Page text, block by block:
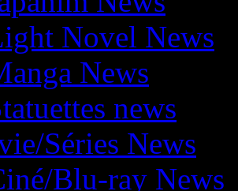
Novel News
News
news
Séries News
Blu-ray News